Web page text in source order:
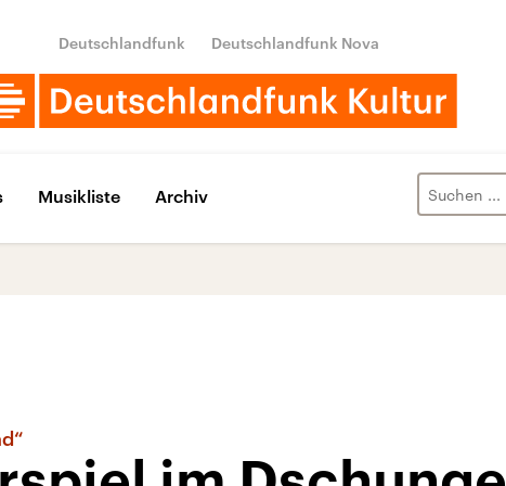
Deutschlandfunk Deutschlandfunk Nova
Musikliste Archiv